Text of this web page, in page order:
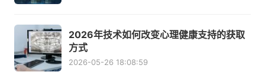
2026年技术如何改变心理健康支持的获取
方式
2026-05-26 18:08:59